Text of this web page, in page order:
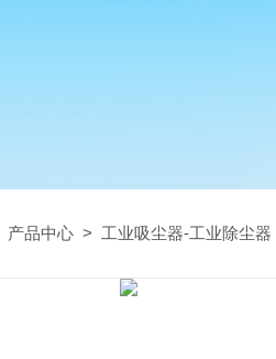
产品中心 > 工业吸尘器-工业除尘器